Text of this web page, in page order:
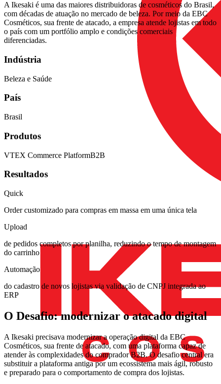
A Ikesaki é uma das maiores distribuidoras de cosméticos do Brasil,
com décadas de atuação no mercado de beleza. Por meio da EBC
Cosméticos, sua frente de atacado, a empresa atende lojistas em todo
o país com um portfólio amplo e condições comerciais
diferenciadas.
Indústria
Beleza e Saúde
País
Brasil
Produtos
VTEX Commerce PlatformB2B
Resultados
Quick
Order customizado para compras em massa em uma única tela
Upload
de pedidos completos por planilha, reduzindo o tempo de montagem
do carrinho
Automação
do cadastro de novos lojistas via validação de CNPJ integrada ao
ERP
O Desafio: modernizar o atacado digital
A Ikesaki precisava modernizar a operação digital da EBC
Cosméticos, sua frente de atacado, com uma plataforma capaz de
atender às complexidades do comprador B2B. O desafio central era
substituir a plataforma antiga por um ecossistema mais ágil, robusto
e preparado para o comportamento de compra dos lojistas.